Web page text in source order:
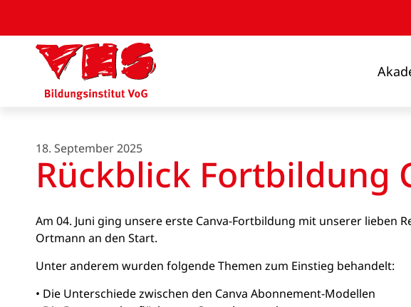
18. September 2025
Rückblick Fortbildung
Am 04. Juni ging unsere erste Canva-Fortbildung mit unserer lieben
Ortmann an den Start.
Unter anderem wurden folgende Themen zum Einstieg behandelt:
• Die Unterschiede zwischen den Canva Abonnement-Modellen